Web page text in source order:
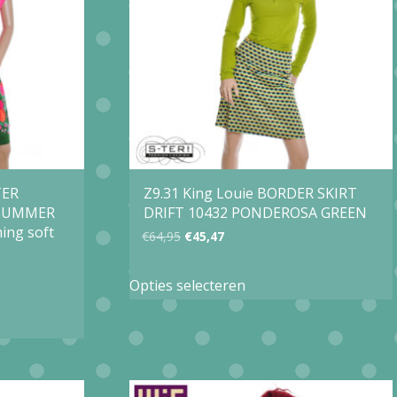
optie
kan
gekozen
worden
op
productpagina
soft
Z9.31 King Louie BORDER SKIRT
DRIFT 10432 PONDEROSA GREEN
€64,95 Oorspronkelijke
was:
€45,47Huidige
is:
Opties selecteren
product
heeft
variaties.